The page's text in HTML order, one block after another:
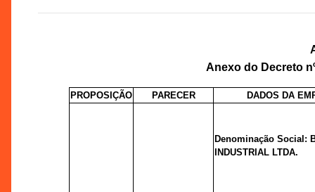
Anexo do Decreto
PROPOSIÇÃO PARECER DADOS DA
Denominação Social:
INDUSTRIAL LTDA.